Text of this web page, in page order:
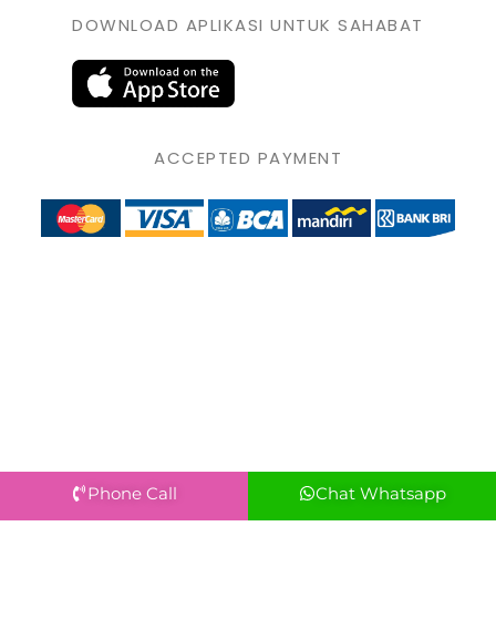
DOWNLOAD APLIKASI UNTUK SAHABAT
ACCEPTED PAYMENT
Phone Call Chat Whatsapp